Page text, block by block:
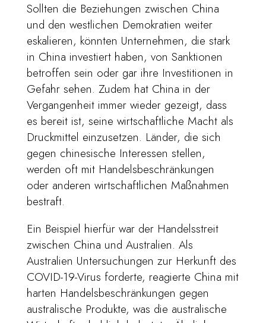
Sollten die Beziehungen zwischen China
und den westlichen Demokratien weiter
eskalieren, könnten Unternehmen, die stark
in China investiert haben, von Sanktionen
betroffen sein oder gar ihre Investitionen in
Gefahr sehen. Zudem hat China in der
Vergangenheit immer wieder gezeigt, dass
es bereit ist, seine wirtschaftliche Macht als
Druckmittel einzusetzen. Länder, die sich
gegen chinesische Interessen stellen,
werden oft mit Handelsbeschränkungen
oder anderen wirtschaftlichen Maßnahmen
bestraft.
Ein Beispiel hierfür war der Handelsstreit
zwischen China und Australien. Als
Australien Untersuchungen zur Herkunft des
COVID-19-Virus forderte, reagierte China mit
harten Handelsbeschränkungen gegen
australische Produkte, was die australische